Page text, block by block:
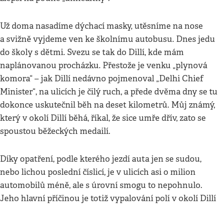
Už doma nasadíme dýchací masky, utěsníme na nose
a svižně vyjdeme ven ke školnímu autobusu. Dnes jedu
do školy s dětmi. Svezu se tak do Dillí, kde mám
naplánovanou procházku. Přestože je venku „plynová
komora“ – jak Dillí nedávno pojmenoval „Delhi Chief
Minister“, na ulicích je čilý ruch, a přede dvěma dny se tu
dokonce uskutečnil běh na deset kilometrů. Můj známý,
který v okolí Dillí běhá, říkal, že sice umře dřív, zato se
spoustou běžeckých medailí.
Díky opatření, podle kterého jezdí auta jen se sudou,
nebo lichou poslední číslicí, je v ulicích asi o milion
automobilů méně, ale s úrovní smogu to nepohnulo.
Jeho hlavní příčinou je totiž vypalování polí v okolí Dillí